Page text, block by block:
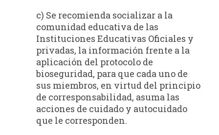
c) Se recomienda socializar a la
comunidad educativa de las
Instituciones Educativas Oficiales y
privadas, la información frente a la
aplicación del protocolo de
bioseguridad, para que cada uno de
sus miembros, en virtud del principio
de corresponsabilidad, asuma las
acciones de cuidado y autocuidado
que le corresponden.